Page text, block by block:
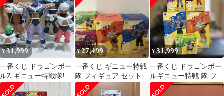
¥31,999
一番くじ ドラゴンボー
ルZ ギニュー特戦隊!!
来襲 5体セット
¥27,499
一番くじ ギニュー特戦
隊 フィギュア セット
¥31,999
一番くじ ドラゴンボー
ルギニュー特戦 隊 フィ
ギュアセット